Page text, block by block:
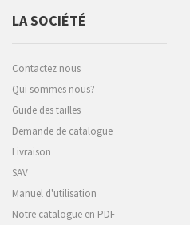
LA SOCIÉTÉ
Contactez nous
Qui sommes nous?
Guide des tailles
Demande de catalogue
Livraison
SAV
Manuel d'utilisation
Notre catalogue en PDF